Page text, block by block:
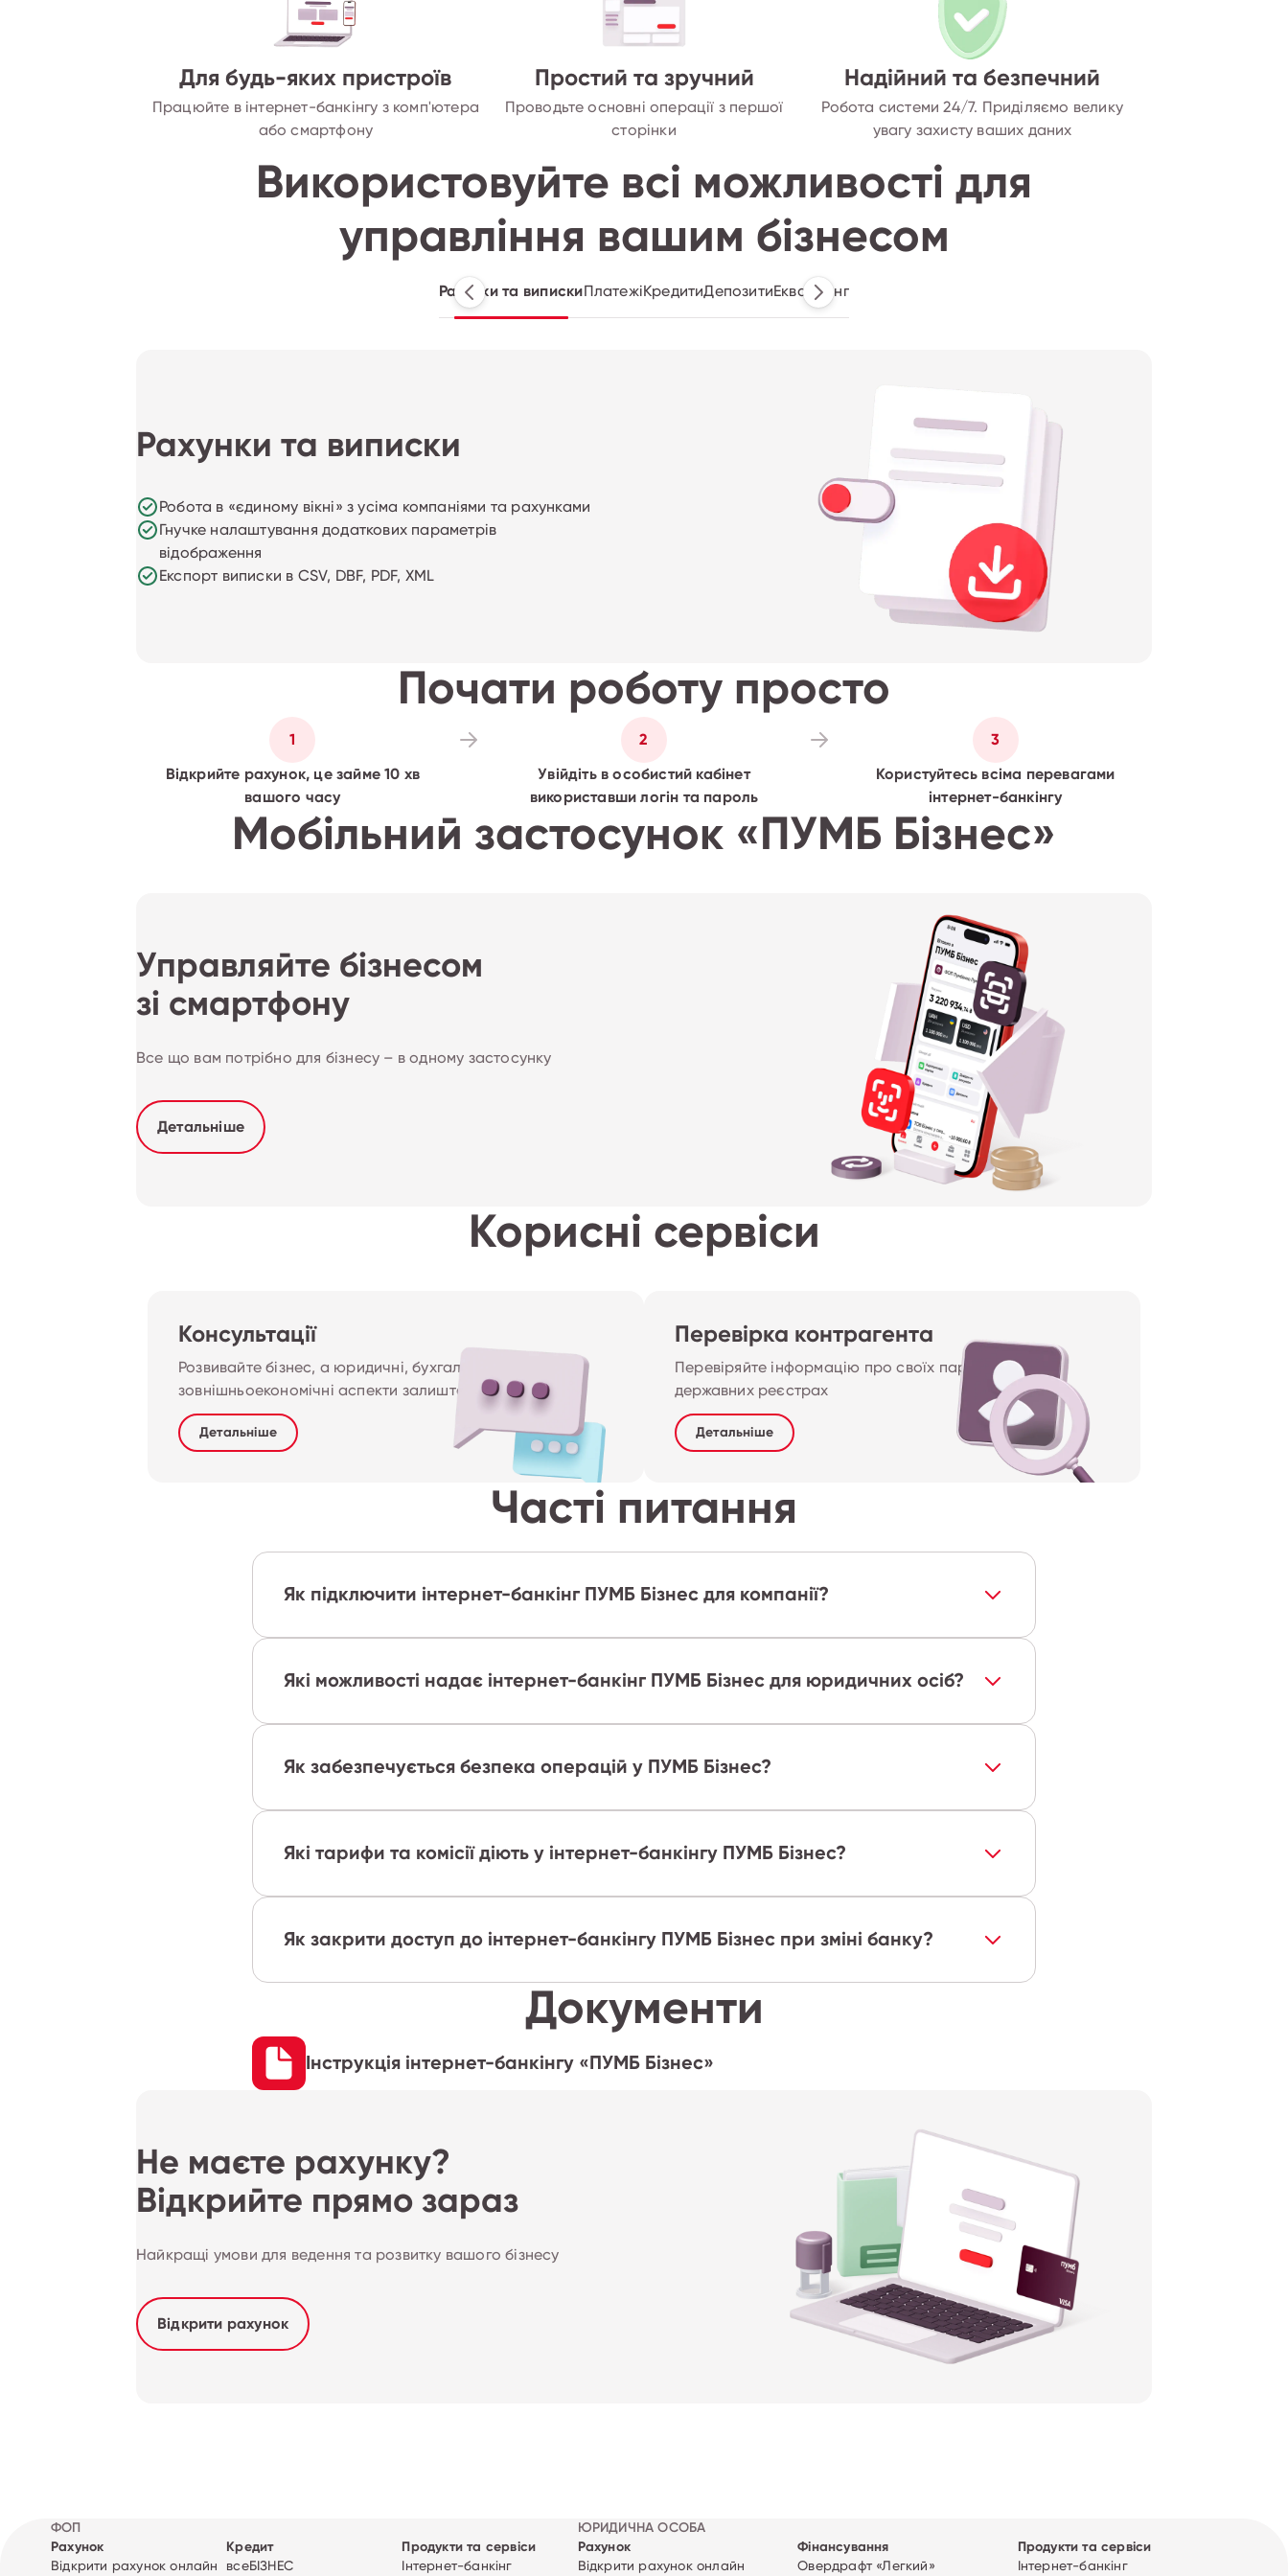
Для будь-яких пристроїв
Працюйте в інтернет-банкінгу з комп'ютера
або смартфону
Простий та зручний
Проводьте основні операції з першої
сторінки
Надійний та безпечний
Робота системи 24/7. Приділяємо велику
увагу захисту ваших даних
Використовуйте всі можливості для
управління вашим бізнесом
Рахунки та випискиПлатежіКредитиДепозитиЕквайринг
Рахунки та виписки
Робота в «єдиному вікні» з усіма компаніями та рахунками
Гнучке налаштування додаткових параметрів
відображення
Експорт виписки в CSV, DBF, PDF, XML
Почати роботу просто
1
Відкрийте рахунок, це займе 10 хв
вашого часу
2
Увійдіть в особистий кабінет
використавши логін та пароль
3
Користуйтесь всіма перевагами
інтернет-банкінгу
Мобільний застосунок «ПУМБ Бізнес»
Управляйте бізнесом
зі смартфону
Все що вам потрібно для бізнесу – в одному застосунку
Детальніше
Корисні сервіси
Консультації
Розвивайте бізнес, а юридичні, бухгалтерські й
зовнішньоекономічні аспекти залиште ПУМБ
Детальніше
Перевірка контрагента
Перевіряйте інформацію про своїх партнерів у
державних реєстрах
Детальніше
Часті питання
Як підключити інтернет-банкінг ПУМБ Бізнес для компанії?
Які можливості надає інтернет-банкінг ПУМБ Бізнес для юридичних осіб?
Як забезпечується безпека операцій у ПУМБ Бізнес?
Які тарифи та комісії діють у інтернет-банкінгу ПУМБ Бізнес?
Як закрити доступ до інтернет-банкінгу ПУМБ Бізнес при зміні банку?
Документи
Інструкція інтернет-банкінгу «ПУМБ Бізнес»
Не маєте рахунку?
Відкрийте прямо зараз
Найкращі умови для ведення та розвитку вашого бізнесу
Відкрити рахунок
ФОП
Рахунок
Відкрити рахунок онлайн
Кредит
всеБІЗНЕС
Продукти та сервіси
Інтернет-банкінг
ЮРИДИЧНА ОСОБА
Рахунок
Відкрити рахунок онлайн
Фінансування
Овердрафт «Легкий»
Продукти та сервіси
Інтернет-банкінг